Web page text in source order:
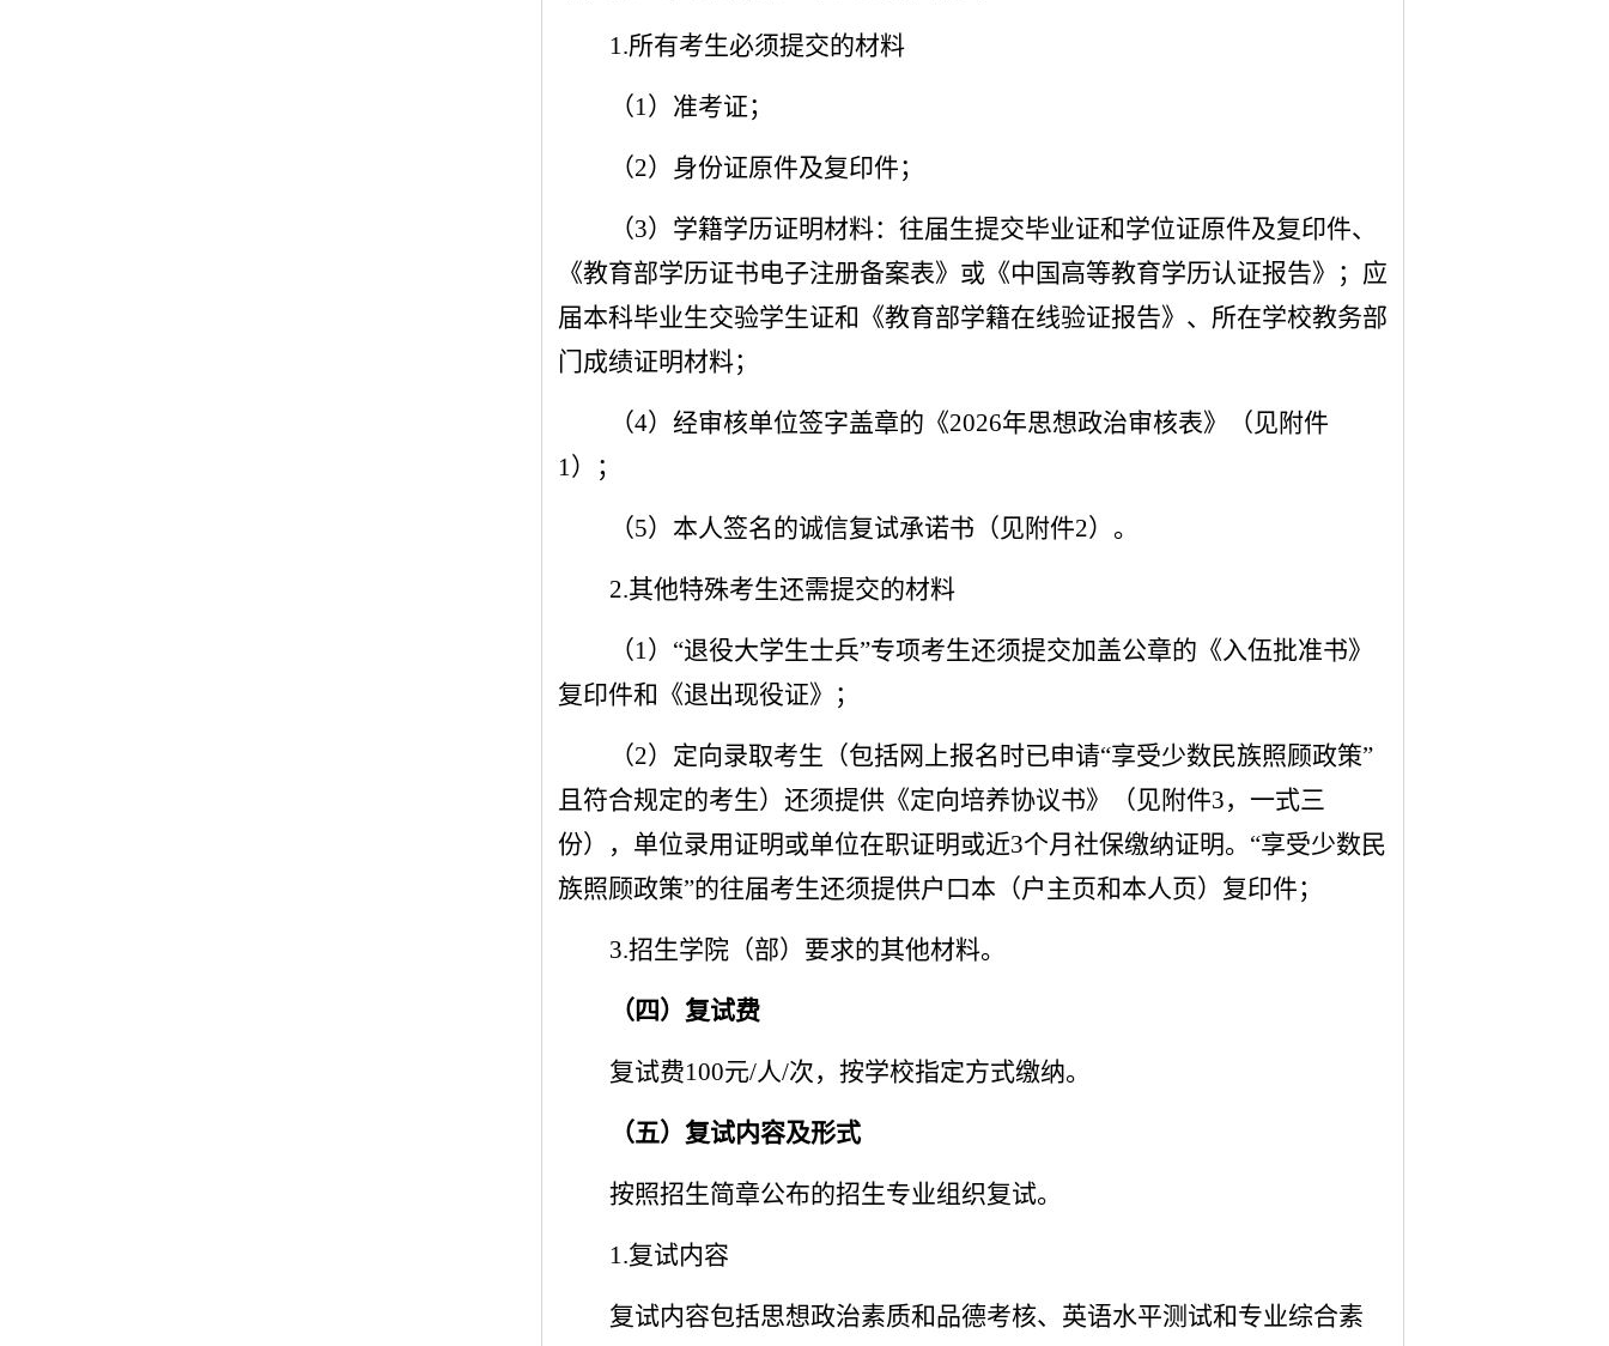
1.所有考生必须提交的材料
（1）准考证；
（2）身份证原件及复印件；
（3）学籍学历证明材料：往届生提交毕业证和学位证原件及复印件、
《教育部学历证书电子注册备案表》或《中国高等教育学历认证报告》；应
届本科毕业生交验学生证和《教育部学籍在线验证报告》、所在学校教务部
门成绩证明材料；
（4）经审核单位签字盖章的《2026年思想政治审核表》（见附件
1）；
（5）本人签名的诚信复试承诺书 （见附件2）。
2.其他特殊考生还需提交的材料
（1）“退役大学生士兵”专项考生还须提交加盖公章的《入伍批准书》
复印件和《退出现役证》；
（2）定向录取考生（包括网上报名时已申请“享受少数民族照顾政策”
且符合规定的考生）还须提供《定向培养协议书》（见附件3，一式三
份），单位录用证明或单位在职证明或近3个月社保缴纳证明。“享受少数民
族照顾政策”的往届考生还须提供户口本（户主页和本人页）复印件；
3.招生学院（部）要求的其他材料。
（四）复试费
复试费100元/人/次，按学校指定方式缴纳。
（五）复试内容及形式
按照招生简章公布的招生专业组织复试。
1.复试内容
复试内容包括思想政治素质和品德考核、英语水平测试和专业综合素